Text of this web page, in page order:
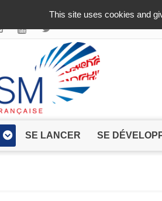
SE LANCER SE
This site uses cookies and